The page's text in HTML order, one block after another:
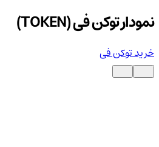
نمودار توکن فی (TOKEN)
خرید توکن فی